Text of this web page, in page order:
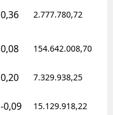
0,36 2.777.780,72
0,08 154.642.008,70
0,20 7.329.938,25
-0,09 15.129.918,22